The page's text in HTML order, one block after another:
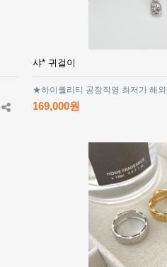
샤* 귀걸이
★하이퀄리티 공장직영 최저가 해
169,000원